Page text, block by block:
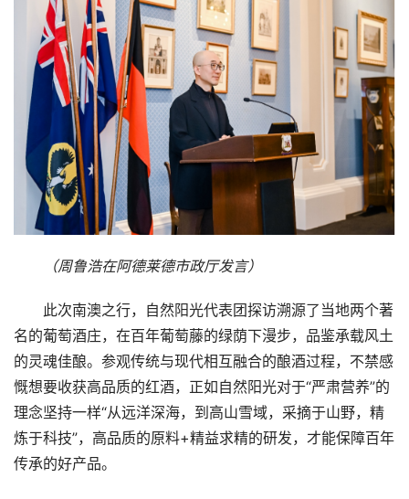
首
页
闻
财
经
科
技
（周鲁浩在阿德莱德市政厅发言）
此次南澳之行，自然阳光代表团探访溯源了当地两个著
名的葡萄酒庄，在百年葡萄藤的绿荫下漫步，品鉴承载风土
的灵魂佳酿。参观传统与现代相互融合的酿酒过程，不禁感
慨想要收获高品质的红酒，正如自然阳光对于“严肃营养”的
理念坚持一样“从远洋深海，到高山雪域，采摘于山野，精
炼于科技”，高品质的原料+精益求精的研发，才能保障百年
传承的好产品。